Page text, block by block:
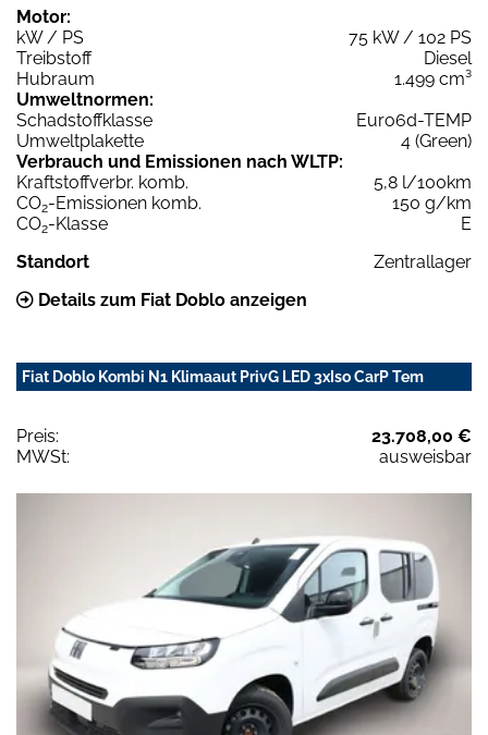
Motor:
kW / PS
75 kW / 102 PS
Treibstoff
Diesel
Hubraum
1.499 cm³
Umweltnormen:
Schadstoffklasse
Euro6d-TEMP
Umweltplakette
4 (Green)
Verbrauch und Emissionen nach WLTP:
Kraftstoffverbr. komb.
5,8 l/100km
CO2-Emissionen komb.
150 g/km
CO2-Klasse
E
Standort
Zentrallager
Details zum Fiat Doblo anzeigen
Fiat Doblo Kombi N1 Klimaaut PrivG LED 3xIso CarP Tem
Preis:
23.708,00 €
MWSt:
ausweisbar